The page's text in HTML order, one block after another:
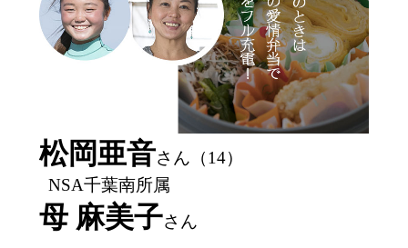
松岡亜音さん（14）
NSA千葉南所属
母 麻美子さん